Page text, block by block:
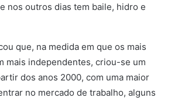
nos outros dias tem baile, hidro e
que, na medida em que os mais
mais independentes, criou-se um
dos anos 2000, com uma maior
no mercado de trabalho, alguns